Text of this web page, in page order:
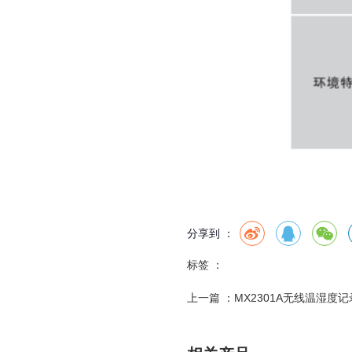
分享到 ：
标签 ：
上一篇 ： MX2301A无线温湿度记